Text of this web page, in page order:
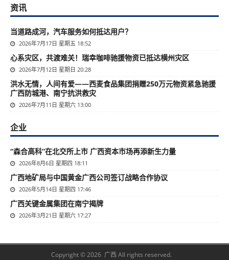
资讯
当道路成河，汽车服务如何抵达用户？
2026年7月17日 星期五 18:52
心系灾区，共渡难关！瑞幸咖啡驰援物资已抵达横州灾区
2026年7月12日 星期日 20:28
洪水无情，人间有爱——西麦食品集团捐赠250万元物资紧急驰援
广西防城港、南宁抗洪救灾
2026年7月11日 星期六 13:00
企业
“森合高科”在北交所上市 广西资本市场再添新生力量
2026年8月6日 星期四 18:11
广西地矿局与中国黄金广西公司签订战略合作协议
2026年5月14日 星期四 17:46
广西关键金属集团在南宁揭牌
2026年3月21日 星期六 17:27
Copyright © 2026 广西 All rights reserved.